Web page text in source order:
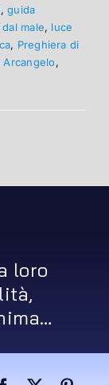
,guida
male, luce
, Preghiera di
Arcangelo,
loro